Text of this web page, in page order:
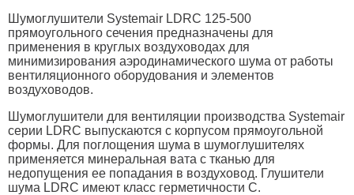
Шумоглушители Systemair LDRC 125-500
прямоугольного сечения предназначены для
применения в круглых воздуховодах для
минимизирования аэродинамического шума от работы
вентиляционного оборудования и элементов
воздуховодов.
Шумоглушители для вентиляции производства Systemair
серии LDRC выпускаются с корпусом прямоугольной
формы. Для поглощения шума в шумоглушителях
применяется минеральная вата с тканью для
недопущения ее попадания в воздуховод. Глушители
шума LDRC имеют класс герметичности С.